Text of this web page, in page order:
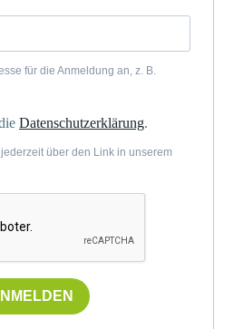
für die Anmeldung an, z. B.
Datenschutzerklärung.
über den Link in unserem